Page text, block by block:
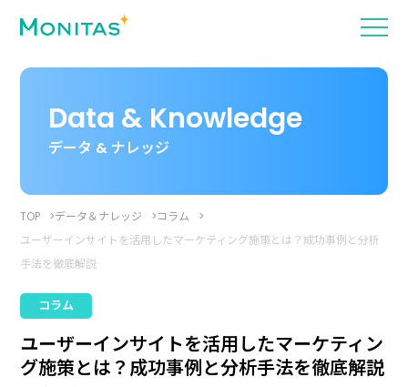
Data & Knowledge
データ & ナレッジ
TOP データ＆ナレッジ
コラム
ユーザーインサイトを活用したマーケティング施策とは？成功事例と分析
手法を徹底解説
コラム
ユーザーインサイトを活用したマーケティン
グ施策とは？成功事例と分析手法を徹底解説